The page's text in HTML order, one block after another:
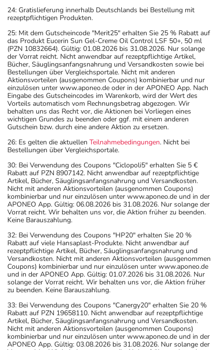
24: Gratislieferung innerhalb Deutschlands bei Bestellung mit
rezeptpflichtigen Produkten.
25: Mit dem Gutscheincode "Merit25" erhalten Sie 25 % Rabatt auf
das Produkt Eucerin Sun Gel-Creme Oil Control LSF 50+, 50 ml
(PZN 10832664). Gültig: 01.08.2026 bis 31.08.2026. Nur solange
der Vorrat reicht. Nicht anwendbar auf rezeptpflichtige Artikel,
Bücher, Säuglingsanfangsnahrung und Versandkosten sowie bei
Bestellungen über Vergleichsportale. Nicht mit anderen
Aktionsvorteilen (ausgenommen Coupons) kombinierbar und nur
einzulösen unter www.aponeo.de oder in der APONEO App. Nach
Eingabe des Gutscheincodes im Warenkorb, wird der Wert des
Vorteils automatisch vom Rechnungsbetrag abgezogen. Wir
behalten uns das Recht vor, die Aktionen bei Vorliegen eines
wichtigen Grundes zu beenden oder ggf. mit einem anderen
Gutschein bzw. durch eine andere Aktion zu ersetzen.
26: Es gelten die aktuellen Teilnahmebedingungen. Nicht bei
Bestellungen über Vergleichsportale.
30: Bei Verwendung des Coupons "Ciclopoli5" erhalten Sie 5 €
Rabatt auf PZN 8907142. Nicht anwendbar auf rezeptpflichtige
Artikel, Bücher, Säuglingsanfangsnahrung und Versandkosten.
Nicht mit anderen Aktionsvorteilen (ausgenommen Coupons)
kombinierbar und nur einzulösen unter www.aponeo.de und in der
APONEO App. Gültig: 06.08.2026 bis 31.08.2026. Nur solange der
Vorrat reicht. Wir behalten uns vor, die Aktion früher zu beenden.
Keine Barauszahlung.
32: Bei Verwendung des Coupons "HP20" erhalten Sie 20 %
Rabatt auf viele Hansaplast-Produkte. Nicht anwendbar auf
rezeptpflichtige Artikel, Bücher, Säuglingsanfangsnahrung und
Versandkosten. Nicht mit anderen Aktionsvorteilen (ausgenommen
Coupons) kombinierbar und nur einzulösen unter www.aponeo.de
und in der APONEO App. Gültig: 01.07.2026 bis 31.08.2026. Nur
solange der Vorrat reicht. Wir behalten uns vor, die Aktion früher
zu beenden. Keine Barauszahlung.
33: Bei Verwendung des Coupons "Canergy20" erhalten Sie 20 %
Rabatt auf PZN 19658110. Nicht anwendbar auf rezeptpflichtige
Artikel, Bücher, Säuglingsanfangsnahrung und Versandkosten.
Nicht mit anderen Aktionsvorteilen (ausgenommen Coupons)
kombinierbar und nur einzulösen unter www.aponeo.de und in der
APONEO App. Gültig: 03.08.2026 bis 31.08.2026. Nur solange der